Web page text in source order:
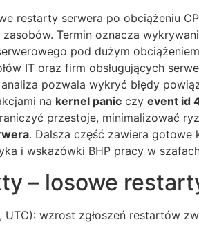
restarty serwera po obciążeniu
Termin oznacza
pod dużym
IT oraz firm obsługujących
pozwala wykryć błędy
na kernel panic czy event id
przestoje, minimalizować
. Dalsza część zawiera gotowe
i wskazówki BHP pracy w
– losowe
UTC): wzrost zgłoszeń restartów